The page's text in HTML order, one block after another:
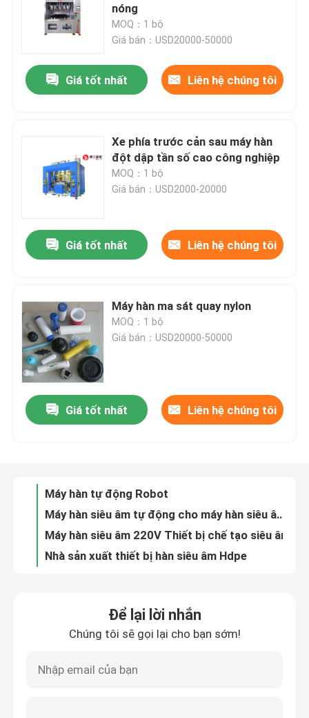
Nhà
Sản phẩm
Video
Tham quan nhà máy
Kiểm soát chất lượng
Máy hàn tấm nóng
nóng
MOQ：1 bộ
Giá bán：USD20000-50000
Giá tốt nhất Liên hệ chúng tôi
Xe phía trước cản sau máy hàn
đột dập tần số cao công nghiệp
MOQ：1 bộ
Giá bán：USD2000-20000
Giá tốt nhất Liên hệ chúng tôi
Máy hàn ma sát quay nylon
MOQ：1 bộ
Giá bán：USD20000-50000
Giá tốt nhất Liên hệ chúng tôi
Máy hàn tự động Robot
Thiết bị hàn siêu âm Polycarbonate nhựa
Hàn Jig Fixture Thiết bị định vị nhựa kim loại
Đồ gá lắp ráp và đồ gá cho máy khoan
Thiết kế đồ gá và đồ gá cho máy tiện
Để lại lời nhắn
Chúng tôi sẽ gọi lại cho bạn sớm!